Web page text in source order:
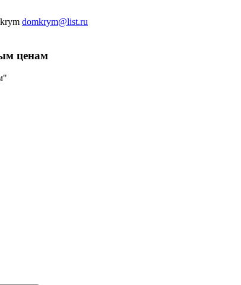
domkrym@list.ru
ценам